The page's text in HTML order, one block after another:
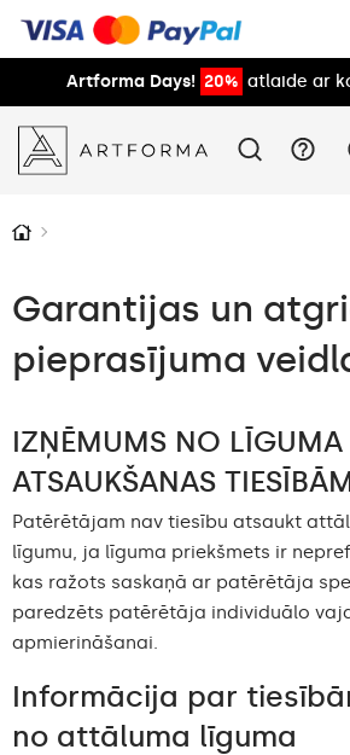
Artforma Days! 20% atlaide ar
Garantijas un
pieprasījuma
IZŅĒMUMS NO LĪGUMA
ATSAUKŠANAS
Patērētājam nav tiesību atsaukt
līgumu, ja līguma priekšmets ir
kas ražots saskaņā ar patērētāja
paredzēts patērētāja individuālo
apmierināšanai.
Informācija par
no attāluma līguma